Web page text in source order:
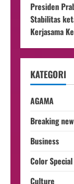
Presiden
Stabilitas
Kerjasama
KATEGORI
AGAMA
Breaking
Business
Color Special
Culture